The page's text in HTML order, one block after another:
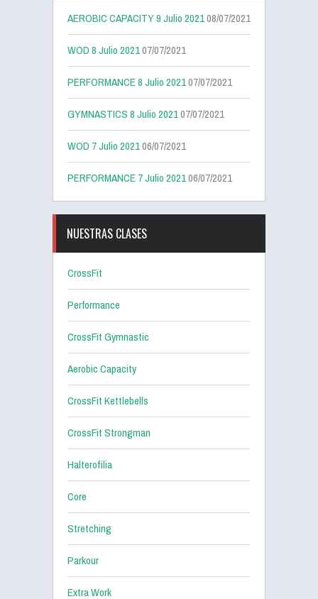
AEROBIC CAPACITY 9 Julio 202108/07/2021
WOD 8 Julio 202107/07/2021
PERFORMANCE 8 Julio 202107/07/2021
GYMNASTICS 8 Julio 202107/07/2021
WOD 7 Julio 202106/07/2021
PERFORMANCE 7 Julio 202106/07/2021
NUESTRAS CLASES
CrossFit
Performance
CrossFit Gymnastic
Aerobic Capacity
CrossFit Kettlebells
CrossFit Strongman
Halterofilia
Core
Stretching
Parkour
Extra Work